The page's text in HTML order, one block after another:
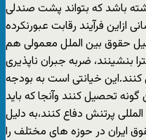
باشد که بتواند پشت صندلی
ازاین فرآیند رقابت عبورنکرده
حقوق بین الملل معمولی هم
بنشینند، ضربه جبران ناپذیری
خیانتی است به بودجه
گونه تحصیل کنند وآنجا که باید
پرتنش دفاع کنند،به دلیل
ایران در حوزه های مختلف را